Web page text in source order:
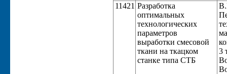
11421 Разработка
оптимальных
технологических
параметров
выработки смесовой
ткани на ткацком
станке типа СТБ
3